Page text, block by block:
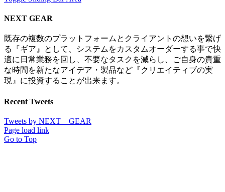
NEXT GEAR
既存の複数のプラットフォームとクライアントの想いを繋げ
る『ギア』として、システムをカスタムオーダーする事で快
適に日常業務を回し、不要なタスクを減らし、ご自身の貴重
な時間を新たなアイデア・製品など『クリエイティブの実
現』に投資することが出来ます。
Recent Tweets
Tweets by NEXT__GEAR
Page load link
Go to Top